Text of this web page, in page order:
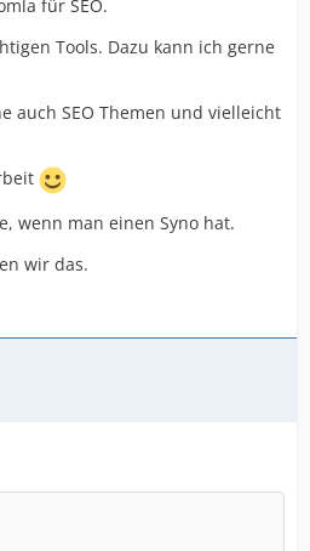
für SEO.
Tools. Dazu kann ich gerne
auch SEO Themen und vielleicht
wenn man einen Syno hat.
wir das.